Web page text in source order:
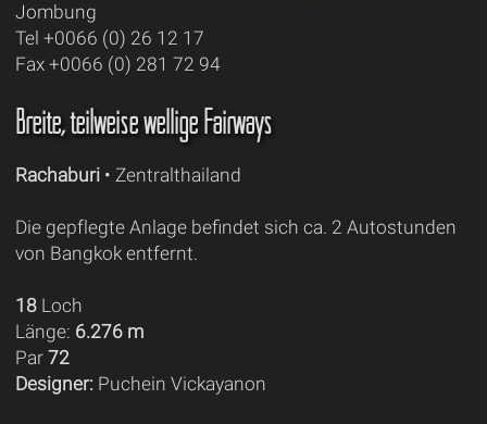
Jombung
Tel +0066 (0) 26 12 17
Fax +0066 (0) 281 72 94
Breite, teilweise wellige Fairways
Rachaburi• Zentralthailand
Die gepflegte Anlage befindet sich ca. 2 Autostunden
von Bangkok entfernt.
18Loch
Länge: 6.276 m
Par 72
Designer: Puchein Vickayanon